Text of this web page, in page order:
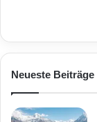
Neueste Beiträge